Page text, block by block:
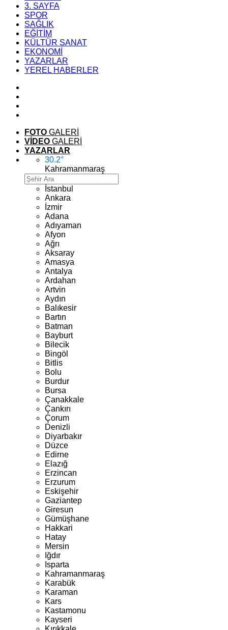
3. SAYFA
SPOR
SAĞLIK
EĞİTİM
KÜLTÜR SANAT
EKONOMİ
YAZARLAR
YEREL HABERLER
FOTO GALERİ
VİDEO GALERİ
YAZARLAR
30.2°
Kahramanmaraş
İstanbul
Ankara
İzmir
Adana
Adıyaman
Afyon
Ağrı
Aksaray
Amasya
Antalya
Ardahan
Artvin
Aydın
Balıkesir
Bartın
Batman
Bayburt
Bilecik
Bingöl
Bitlis
Bolu
Burdur
Bursa
Çanakkale
Çankırı
Çorum
Denizli
Diyarbakır
Düzce
Edirne
Elazığ
Erzincan
Erzurum
Eskişehir
Gaziantep
Giresun
Gümüşhane
Hakkari
Hatay
Mersin
Iğdır
Isparta
Kahramanmaraş
Karabük
Karaman
Kars
Kastamonu
Kayseri